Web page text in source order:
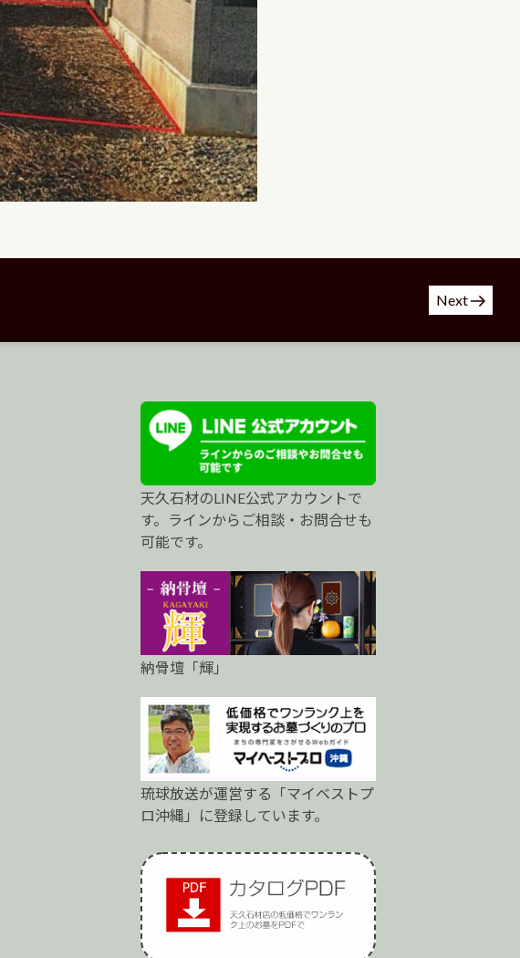
Next
天久石材のLINE公式アカウントで
す。ラインからご相談・お問合せも
可能です。
納骨壇「輝」
琉球放送が運営する「マイベストプ
ロ沖縄」に登録しています。